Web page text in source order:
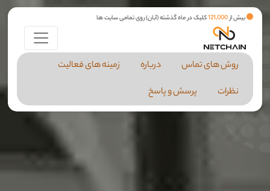
بیش از121,000کلیک در ماه گذشته (آبان) روی تمامی سایت ها
روش های تماس درباره
زمینه های فعالیت
نظرات
پرسش و پاسخ